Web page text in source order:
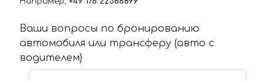
Ваши вопросы по бронированию
автомобиля или трансферу (авто с
водителем)